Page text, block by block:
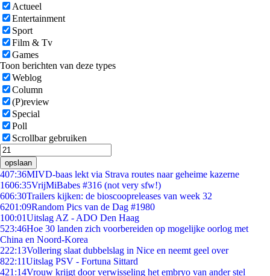
Actueel
Entertainment
Sport
Film & Tv
Games
Toon berichten van deze types
Weblog
Column
(P)review
Special
Poll
Scrollbar gebruiken
opslaan
407:36MIVD-baas lekt via Strava routes naar geheime kazerne
1606:35VrijMiBabes #316 (not very sfw!)
606:30Trailers kijken: de bioscoopreleases van week 32
6201:09Random Pics van de Dag #1980
100:01Uitslag AZ - ADO Den Haag
523:46Hoe 30 landen zich voorbereiden op mogelijke oorlog met
China en Noord-Korea
222:13Vollering slaat dubbelslag in Nice en neemt geel over
822:11Uitslag PSV - Fortuna Sittard
421:14Vrouw krijgt door verwisseling het embryo van ander stel